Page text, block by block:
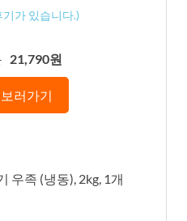
가 있습니다.)
21,790원
러가기
우족 (냉동), 2kg, 1개